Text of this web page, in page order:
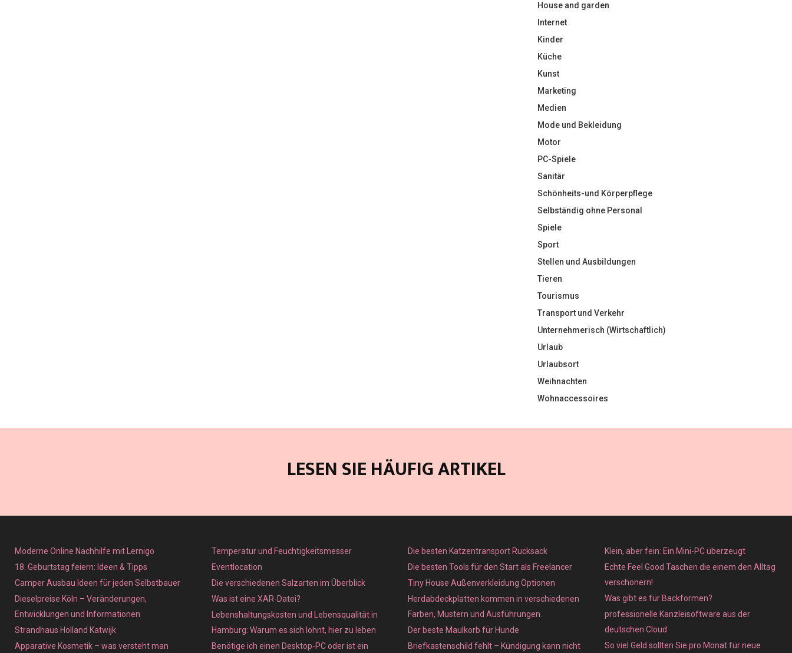
House and garden
Internet
Kinder
Küche
Kunst
Marketing
Medien
Mode und Bekleidung
Motor
PC-Spiele
Sanitär
Schönheits-und Körperpflege
Selbständig ohne Personal
Spiele
Sport
Stellen und Ausbildungen
Tieren
Tourismus
Transport und Verkehr
Unternehmerisch (Wirtschaftlich)
Urlaub
Urlaubsort
Weihnachten
Wohnaccessoires
LESEN SIE HÄUFIG ARTIKEL
Moderne Online Nachhilfe mit Lernigo
18. Geburtstag feiern: Ideen & Tipps
Camper Ausbau Ideen für jeden Selbstbauer
Dieselpreise Köln – Veränderungen,
Entwicklungen und Informationen
Strandhaus Holland Katwijk
Apparative Kosmetik – was versteht man
Temperatur und Feuchtigkeitsmesser
Eventlocation
Die verschiedenen Salzarten im Überblick
Was ist eine XAR-Datei?
Lebenshaltungskosten und Lebensqualität in
Hamburg: Warum es sich lohnt, hier zu leben
Benötige ich einen Desktop-PC oder ist ein
Die besten Katzentransport Rucksack
Die besten Tools für den Start als Freelancer
Tiny House Außenverkleidung Optionen
Herdabdeckplatten kommen in verschiedenen
Farben, Mustern und Ausführungen.
Der beste Maulkorb für Hunde
Briefkastenschild fehlt – Kündigung kann nicht
Klein, aber fein: Ein Mini-PC überzeugt
Echte Feel Good Taschen die einem den Alltag
verschönern!
Was gibt es für Backformen?
professionelle Kanzleisoftware aus der
deutschen Cloud
So viel Geld sollten Sie pro Monat für neue